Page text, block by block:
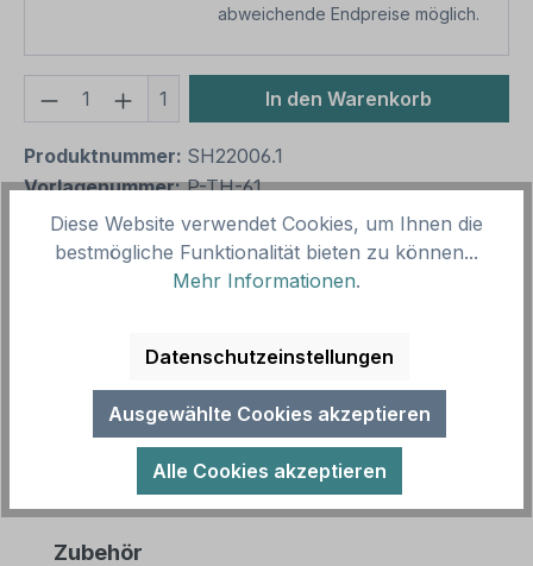
abweichende Endpreise möglich.
Produkt Anzahl: Gib den
1 In den Warenkorb
Produktnummer: SH22006.1
Vorlagenummer: P-TH-61
Beschreibung
Textinhalten. Merkmale des Par…Mehr
Produktgalerie überspringen
Zubehör
Diese Website verwendet Cookies, um Ihnen die
bestmögliche Funktionalität bieten zu können...
Mehr Informationen.
Datenschutzeinstellungen
Ausgewählte Cookies akzeptieren
Alle Cookies akzeptieren